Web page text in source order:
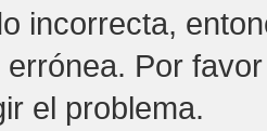
incorrecta,
Por
el problema.